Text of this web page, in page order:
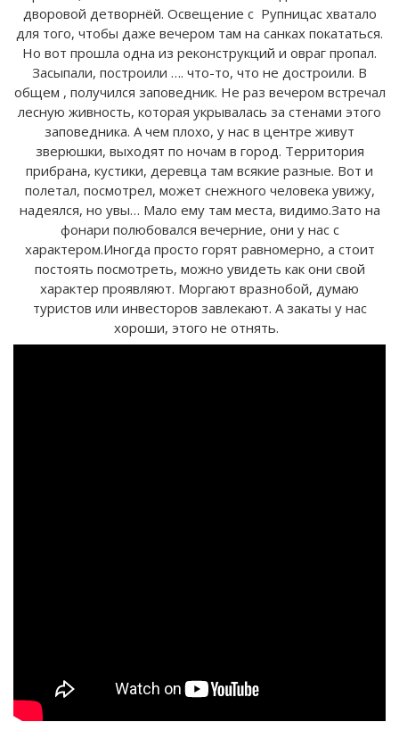
дворовой детворнёй. Освещение с Рупницас хватало
для того, чтобы даже вечером там на санках покататься.
Но вот прошла одна из реконструкций и овраг пропал.
Засыпали, построили …. что-то, что не достроили. В
общем , получился заповедник. Не раз вечером встречал
лесную живность, которая укрывалась за стенами этого
заповедника. А чем плохо, у нас в центре живут
зверюшки, выходят по ночам в город. Территория
прибрана, кустики, деревца там всякие разные. Вот и
полетал, посмотрел, может снежного человека увижу,
надеялся, но увы… Мало ему там места, видимо.Зато на
фонари полюбовался вечерние, они у нас с
характером.Иногда просто горят равномерно, а стоит
постоять посмотреть, можно увидеть как они свой
характер проявляют. Моргают вразнобой, думаю
туристов или инвесторов завлекают. А закаты у нас
хороши, этого не отнять.